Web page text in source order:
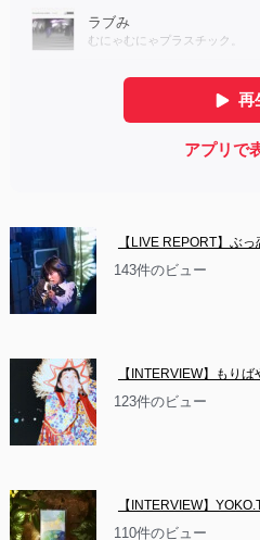
【LIVE REPORT】ぶ
143件のビュー
【INTERVIEW】もり
123件のビュー
【INTERVIEW】
110件のビュー